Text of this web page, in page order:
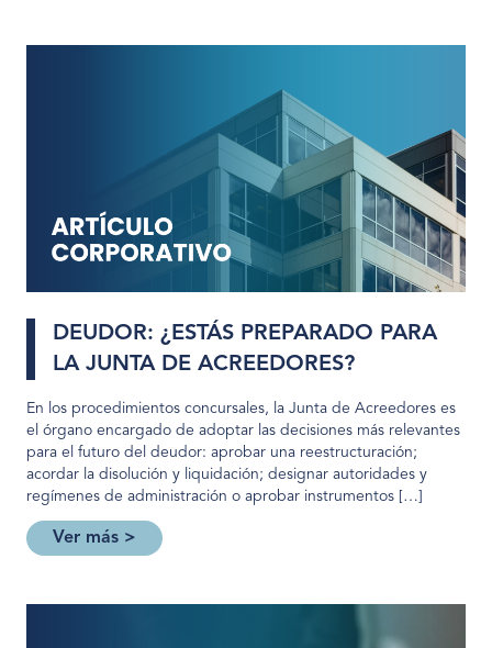
DEUDOR: ¿ESTÁS PREPARADO PARA
LA JUNTA DE ACREEDORES?
En los procedimientos concursales, la Junta de Acreedores es
el órgano encargado de adoptar las decisiones más relevantes
para el futuro del deudor: aprobar una reestructuración;
acordar la disolución y liquidación; designar autoridades y
regímenes de administración o aprobar instrumentos […]
Ver más >